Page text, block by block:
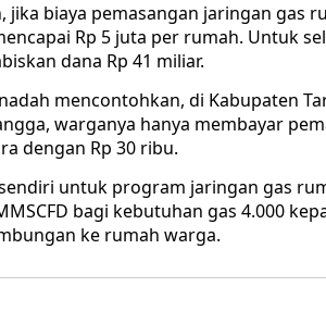
jika biaya pemasangan jaringan gas
Rp 5 juta per rumah. Untuk
dana Rp 41 miliar.
mencontohkan, di Kabupaten
warganya hanya membayar
dengan Rp 30 ribu.
untuk program jaringan gas
bagi kebutuhan gas 4.000
ke rumah warga.